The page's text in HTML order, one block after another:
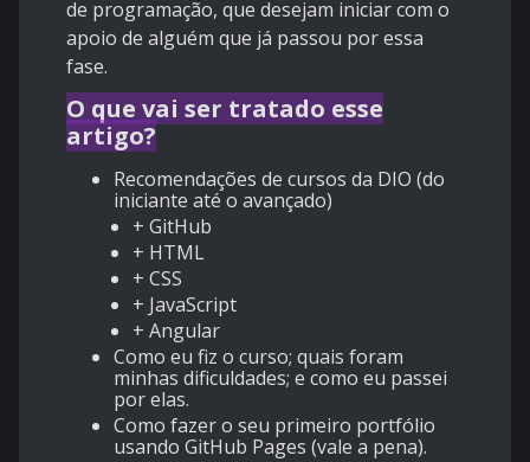
de programação, que desejam iniciar com o
apoio de alguém que já passou por essa
fase.
O que vai ser tratado esse
artigo?
Recomendações de cursos da DIO (do
iniciante até o avançado)
+ GitHub
+ HTML
+ CSS
+ JavaScript
+ Angular
Como eu fiz o curso; quais foram
minhas dificuldades; e como eu passei
por elas.
Como fazer o seu primeiro portfólio
usando GitHub Pages (vale a pena).